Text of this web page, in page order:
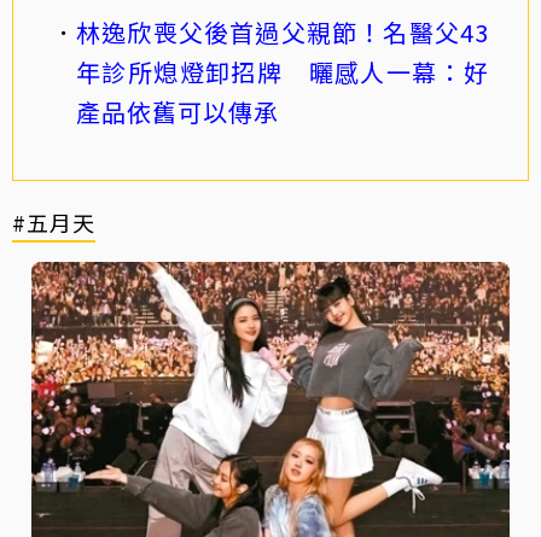
林逸欣喪父後首過父親節！名醫父43
年診所熄燈卸招牌 曬感人一幕：好
產品依舊可以傳承
#五月天